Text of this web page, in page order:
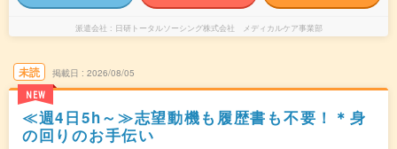
派遣会社 日研トータルソーシング株式会社 メディカルケア事業部
未読
NEW
掲載日 2026/08/05
≪週4日5h～≫志望動機も履歴書も不要！＊身
の回りのお手伝い